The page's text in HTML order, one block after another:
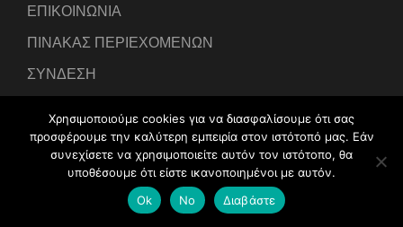
ΕΠΙΚΟΙΝΩΝΙΑ
ΠΙΝΑΚΑΣ ΠΕΡΙΕΧΟΜΕΝΩΝ
ΣΥΝΔΕΣΗ
Developed by IntraLink Web Services
Χρησιμοποιούμε cookies για να διασφαλίσουμε ότι σας
προσφέρουμε την καλύτερη εμπειρία στον ιστότοπό μας. Εάν
συνεχίσετε να χρησιμοποιείτε αυτόν τον ιστότοπο, θα
υποθέσουμε ότι είστε ικανοποιημένοι με αυτόν.
Ok
No Διαβάστε